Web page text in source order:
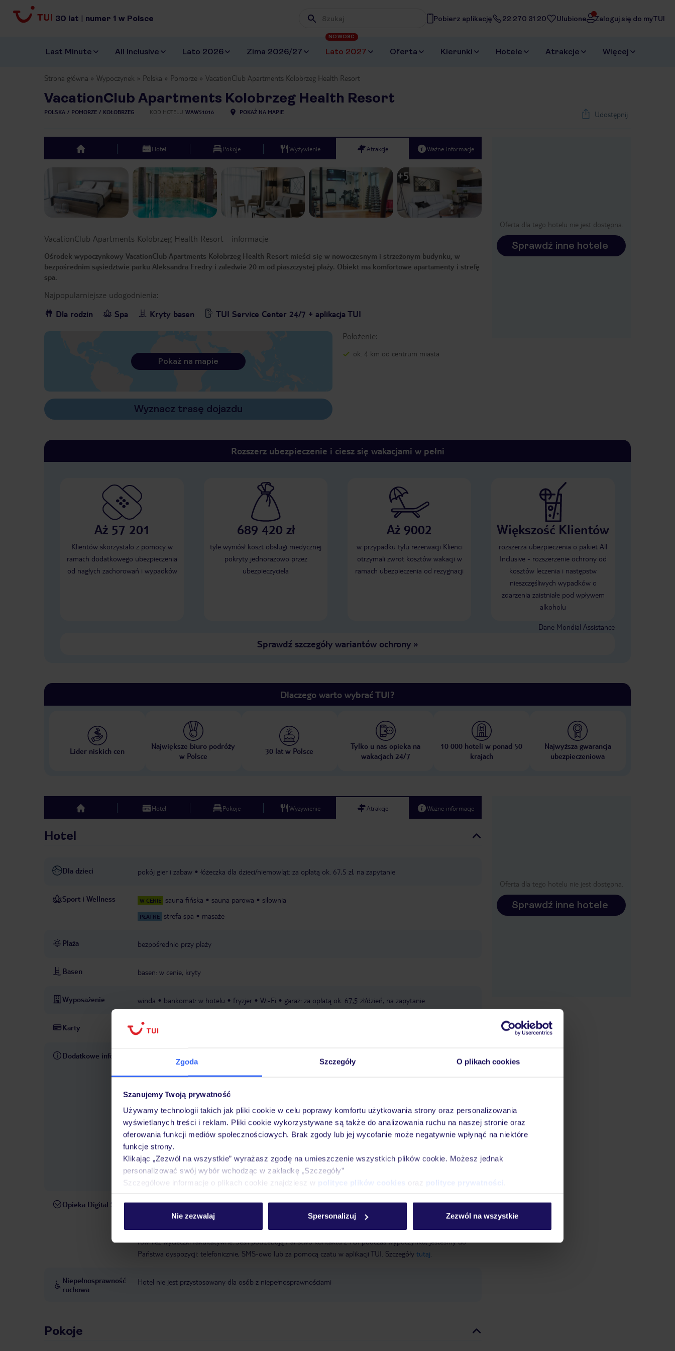
Zgoda Szczegóły O plikach cookies
Szanujemy Twoją prywatność
Używamy technologii takich jak pliki cookie w celu poprawy komfortu użytkowania strony oraz personalizowania
wyświetlanych treści i reklam. Pliki cookie wykorzystywane są także do analizowania ruchu na naszej stronie oraz
oferowania funkcji mediów społecznościowych. Brak zgody lub jej wycofanie może negatywnie wpłynąć na niektóre
funkcje strony.
Klikając „Zezwól na wszystkie” wyrażasz zgodę na umieszczenie wszystkich plików cookie. Możesz jednak
personalizować swój wybór wchodząc w zakładkę „Szczegóły”
Szczegółowe informacje o plikach cookie znajdziesz w polityce plików cookies oraz polityce prywatności
Nie zezwalaj Spersonalizuj Zezwól na wszystkie
30 lat | numer 1 w Polsce Wpisz frazę, której szukasz
Pobierz aplikację 22 270 31 20 Ulubione Zaloguj się do myTUI
Last Minute All Inclusive Lato 2026 Zima 2026/27 Lato 2027
NOWOŚĆ
Oferta Kierunki Hotele Atrakcje Więcej
Strona główna Wypoczynek Polska Pomorze VacationClub Apartments Kolobrzeg Health Resort
VacationClub Apartments Kolobrzeg Health Resort
POLSKA POMORZE KOŁOBRZEG KOD HOTELU WAW51016 POKAŻ NA MAPIE Udostępnij
Oferta dla tego hotelu nie jest dostępna.
Sprawdź inne hotele
top Hotel Pokoje Wyżywienie Atrakcje Ważne informacje
Next slide
1 /11
+5
VacationClub Apartments Kolobrzeg Health Resort - informacje
Ośrodek wypoczynkowy VacationClub Apartments Kołobrzeg Health Resort mieści się w nowoczesnym i strzeżonym budynku, w
bezpośrednim sąsiedztwie parku Aleksandra Fredry i zaledwie 20 m od piaszczystej plaży. Obiekt ma komfortowe apartamenty i strefę
spa.
Najpopularniejsze udogodnienia:
Dla rodzin
Spa Kryty basen TUI Service Center 24/7 + aplikacja TUI
Położenie:
ok. 4 km od centrum miasta
Pokaż na mapie
Wyznacz trasę dojazdu
Rozszerz ubezpieczenie i ciesz się wakacjami w pełni
Aż 57 201
Klientów skorzystało z pomocy w
ramach dodatkowego ubezpieczenia
od nagłych zachorowań i wypadków
689 420 zł
tyle wyniósł koszt obsługi medycznej
pokryty jednorazowo przez
ubezpieczyciela
Aż 9002
w przypadku tylu rezerwacji Klienci
otrzymali zwrot kosztów wakacji w
ramach ubezpieczenia od rezygnacji
Większość Klientów
rozszerza ubezpieczenia o pakiet All
Inclusive - rozszerzenie ochrony od
kosztów leczenia i następstw
nieszczęśliwych wypadków o
zdarzenia zaistniałe pod wpływem
alkoholu
Dane Mondial Assistance
Sprawdź szczegóły wariantów ochrony»
Dlaczego warto wybrać TUI?
Lider niskich cen
Największe biuro podróży
w Polsce
30 lat w Polsce
Tylko u nas opieka na
wakacjach 24/7
10 000 hoteli w ponad 50
krajach
Najwyższa gwarancja
ubezpieczeniowa
top Hotel Pokoje Wyżywienie Atrakcje Ważne informacje
Hotel
Dla dzieci pokój gier i zabaw łóżeczka dla dzieci/niemowląt: za opłatą ok. 67,5 zł, na zapytanie
Sport i Wellness W CENIE sauna fińska sauna parowa siłownia
PŁATNE strefa spa masaże
Plaża bezpośrednio przy plaży
Basen basen: w cenie, kryty
Wyposażenie winda bankomat: w hotelu fryzjer Wi-Fi garaż: za opłatą ok. 67,5 zł/dzień, na zapytanie
Karty Visa, MasterCard
Dodatkowe informacje taksa klimatyczna: płatna na miejscu ok. 5 zł/os./noc
zakwaterowanie: od 16:00, wykwaterowanie: do
hotel akceptuje zwierzęta domowe: za opłatą ok. 67,5 zł/dzień, na zapytanie
apartamenty znajdują
skorzystać ze strony www.vacationclub.pl. Zameldowanie możliwe jest już od 48 godzin przed przyjazdem. Aby
zalogować się do swojego profilu gościa na stronie, użyj swojego nazwiska jako „login". Należy pamiętać, że
umlauty takie jak „ä" nie muszą być wpisywane jako „ae", a jedynie jako „a". Numer rezerwacji TUI, który
znajdziesz na potwierdzeniu podróży, służy jako hasło. Tutaj znajdziesz wszystkie ważne informacje dotyczące
odbioru i zwrotu kluczy do mieszkania. W razie problemów z zameldowaniem prosimy o kontakt z infolinią
VacationClub pod numerem +48 585858058 (od poniedziałku do niedzieli oraz w święta w godzinach 8:00 -
20:00). Jeśli potrzebujesz pomocy poza tymi godzinami, sprawdź witrynę wymienioną powyżej. Zapisywane są
tam odpowiednie numery telefonów poza godzinami infolinii.
Opieka Digital Service W rezerwowanym hotelu opieka wyłącznie poprzez TUI Service Center 24/7: telefonicznie, SMS i za
pośrednictwem czatu w aplikacji TUI w serwisie myTUI. W aplikacji TUI znajdą Państwo mnóstwo przydatnych
informacji dotyczących przebiegu podróży i miejsca wypoczynku. Za jej pośrednictwem można rezerwować
również wycieczki fakultatywne. Jeśli potrzebują Państwo kontaktu z TUI podczas wypoczynku, jesteśmy do
Państwa dyspozycji: telefonicznie, SMS-owo lub za pomocą czatu w aplikacji TUI. Szczegóły tutaj
Niepełnosprawność
ruchowa
Hotel nie jest przystosowany dla osób z niepełnosprawnościami
Pokoje
Oferta dla tego hotelu nie jest dostępna.
Sprawdź inne hotele